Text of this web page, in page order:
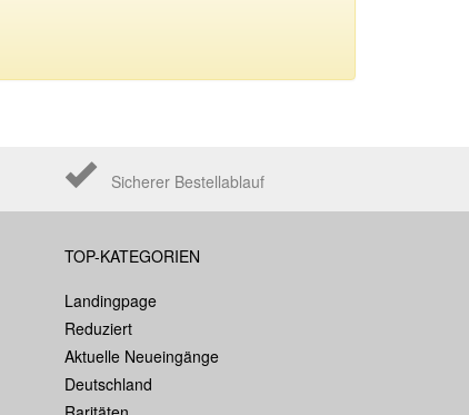
Sicherer Bestellablauf
TOP-KATEGORIEN
Landingpage
Reduziert
Aktuelle Neueingänge
Deutschland